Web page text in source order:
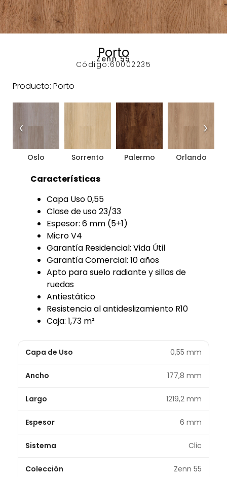
Porto
Zenn 55
Código:60002235
Producto: Porto
Oslo Sorrento Palermo Orlando
‹ ›
Características
Capa Uso 0,55
Clase de uso 23/33
Espesor: 6 mm (5+1)
Micro V4
Garantía Residencial: Vida Útil
Garantía Comercial: 10 años
Apto para suelo radiante y sillas de
ruedas
Antiestático
Resistencia al antideslizamiento R10
Caja: 1,73 m²
Capa de Uso 0,55 mm
Ancho 177,8 mm
Largo 1219,2 mm
Espesor 6 mm
Sistema Clic
Colección Zenn 55